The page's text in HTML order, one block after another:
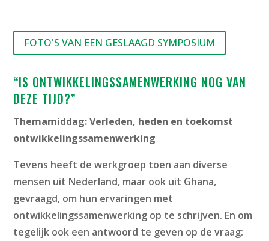
FOTO'S VAN EEN GESLAAGD SYMPOSIUM
“IS ONTWIKKELINGSSAMENWERKING NOG VAN
DEZE TIJD?”
Themamiddag:Verleden, heden en toekomst
ontwikkelingssamenwerking
Tevens heeft de werkgroep toen aan diverse
mensen uit Nederland, maar ook uit Ghana,
gevraagd, om hun ervaringen met
ontwikkelingssamenwerking op te schrijven. En om
tegelijk ook een antwoord te geven op de vraag: